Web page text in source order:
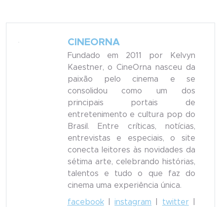
CINEORNA
Fundado em 2011 por Kelvyn
Kaestner, o CineOrna nasceu da
paixão pelo cinema e se
consolidou como um dos
principais portais de
entretenimento e cultura pop do
Brasil. Entre críticas, notícias,
entrevistas e especiais, o site
conecta leitores às novidades da
sétima arte, celebrando histórias,
talentos e tudo o que faz do
cinema uma experiência única.
facebook|instagram twitter|